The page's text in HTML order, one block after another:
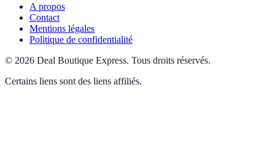
A propos
Contact
Mentions légales
Politique de confidentialité
© 2026 Deal Boutique Express. Tous droits réservés.
Certains liens sont des liens affiliés.